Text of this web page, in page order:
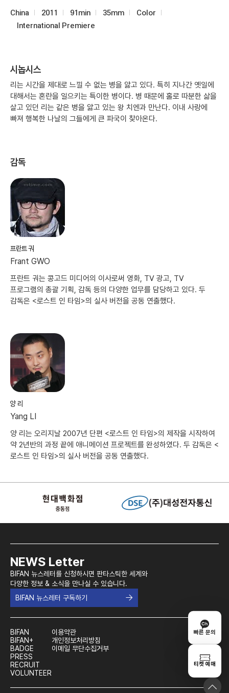
빠른 문의
티켓 예매
China 2011 91min 35mm
Color
International Premiere
시놉시스
리는 시간을 제대로 느낄 수 없는 병을 앓고 있다. 특히 지나간 옛일에
대해서는 혼란을 일으키는 특이한 병이다. 병 때문에 홀로 따분한 삶을
살고 있던 리는 같은 병을 앓고 있는 왕 치엔과 만난다. 이내 사랑에
빠져 행복한 나날의 그들에게 큰 파국이 찾아온다.
감독
프란트 궈
Frant GWO
프란트 궈는 콩고드 미디어의 이사로써 영화, TV 광고, TV
프로그램의 총괄 기획, 감독 등의 다양한 업무를 담당하고 있다. 두
감독은 <로스트 인 타임>의 실사 버전을 공동 연출했다.
양 리
Yang LI
양 리는 오리지날 2007년 단편 <로스트 인 타임>의 제작을 시작하여
약 2년반의 과정 끝에 애니메이션 프로젝트를 완성하였다. 두 감독은 <
로스트 인 타임>의 실사 버전을 공동 연출했다.
NEWS Letter
BIFAN 뉴스레터를 신청하시면 판타스틱한 세계와
다양한 정보 & 소식을 만나실 수 있습니다.
BIFAN 뉴스레터 구독하기
BIFAN
BIFAN+
BADGE
PRESS
RECRUIT
VOLUNTEER
이용약관
개인정보처리방침
이메일 무단수집거부